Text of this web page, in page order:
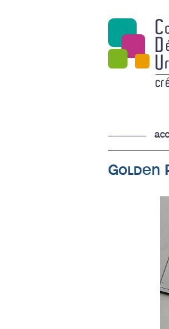
Golden